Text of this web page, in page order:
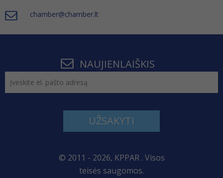
chamber@chamber.lt
NAUJIENLAIŠKIS
UŽSAKYTI
© 2011 - 2026, KPPAR . Visos
teisės saugomos.